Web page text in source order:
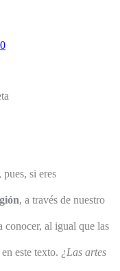
, pues, si eres
, a través de nuestro
conocer, al igual que las
este texto. ¿Las artes